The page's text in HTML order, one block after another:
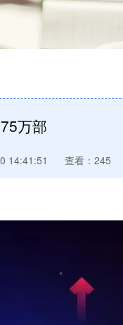
万部
14:41:51 查看：245